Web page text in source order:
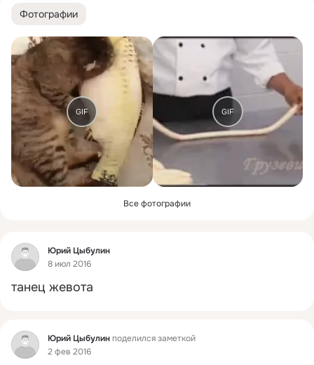
Фотографии
GIF GIF
Все фотографии
Фид
Юрий Цыбулин
8 июл 2016
танец жевота
Фид Юрий Цыбулинподелился заметкой
2 фев 2016